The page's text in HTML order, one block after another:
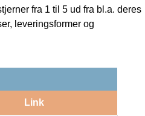
fra 1 til 5 ud fra bl.a. deres
leveringsformer og
Link